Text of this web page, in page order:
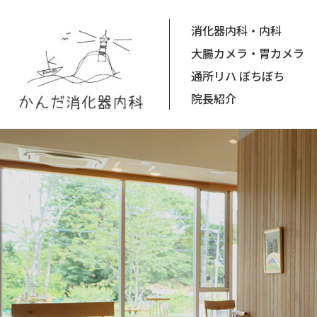
消化器内科・内科
大腸カメラ・胃カメラ
通所リハ ぼちぼち
院長紹介